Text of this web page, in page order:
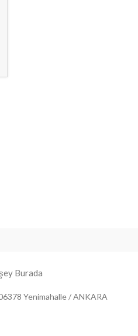
Burada
Yenimahalle / ANKARA